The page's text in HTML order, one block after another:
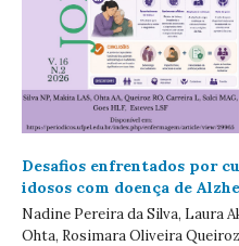
Desafios enfrentados por
idosos com doença de
Nadine Pereira da Silva, Laura
Ohta, Rosimara Oliveira